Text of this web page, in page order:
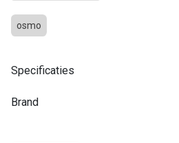
osmo
Specificaties
Brand